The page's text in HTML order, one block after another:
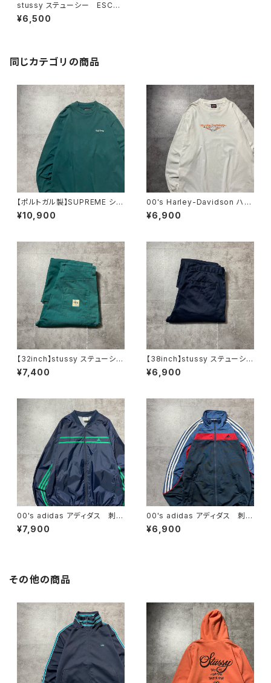
stussy ステューシー ESC
グラフィック ワンポイント ロ
ゴプリント ブラック 黒 Tシ
¥6,500
同じカテゴリの商品
【ポルトガル製】SUPREME シュ
プリーム 刺繍ワンポイント
グリーン Tシャツ ロンT
¥10,900
00's Harley-Davidson ハー
レーダビッドソン スカル セン
ター刺繍ロゴ ホワイト 白
¥6,900
【32inch】stussy ステューシ
ー ジッパーフライ グリー
ン ダブルニー ワークパンツ
¥7,400
【38inch】stussy ステューシ
ー ジッパーフライ SSリン
ク 刺繍ロゴ ネイビー クロ
¥6,900
00's adidas アディダス 刺繍
ワンポイント パフォーマンスロ
ゴ ノーカラー ネイビー ナ
¥7,900
00's adidas アディダス 刺繍
ワンポイント バックプリント
サイドストライプ マルチカラ
¥6,900
その他の商品